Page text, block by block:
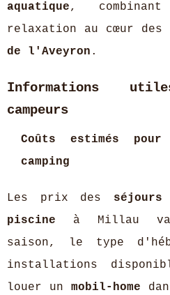
aquatique,
relaxation au cœur des
de l'Aveyron .
Informations
campeurs
Coûts estimés
camping
Les prix des séjours
piscine à Millau
saison, le type
installations
louer un mobil-home